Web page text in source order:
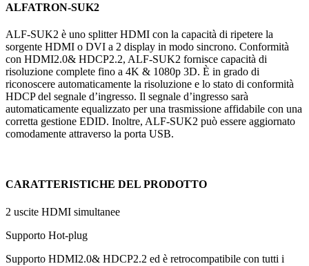
ALFATRON-SUK2
ALF-SUK2 è uno splitter HDMI con la capacità di ripetere la
sorgente HDMI o DVI a 2 display in modo sincrono. Conformità
con HDMI2.0& HDCP2.2, ALF-SUK2 fornisce capacità di
risoluzione complete fino a 4K & 1080p 3D. È in grado di
riconoscere automaticamente la risoluzione e lo stato di conformità
HDCP del segnale d’ingresso. Il segnale d’ingresso sarà
automaticamente equalizzato per una trasmissione affidabile con una
corretta gestione EDID. Inoltre, ALF-SUK2 può essere aggiornato
comodamente attraverso la porta USB.
CARATTERISTICHE DEL PRODOTTO
2 uscite HDMI simultanee
Supporto Hot-plug
Supporto HDMI2.0& HDCP2.2 ed è retrocompatibile con tutti i